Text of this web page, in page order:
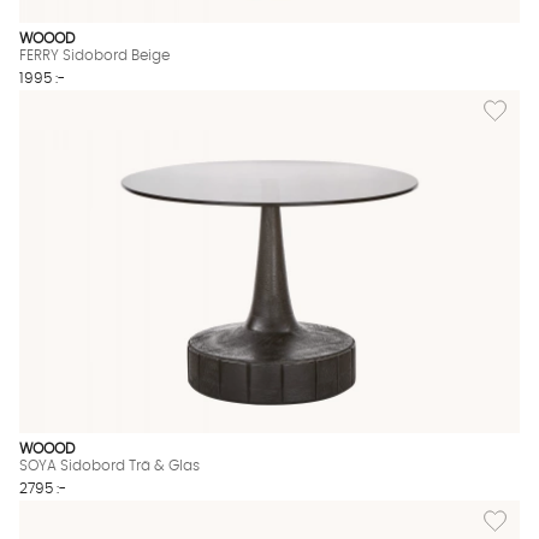
WOOOD
FERRY Sidobord Beige
1995 :-
Lägg
WOOOD
SOYA Sidobord Trä & Glas
2795 :-
Lägg